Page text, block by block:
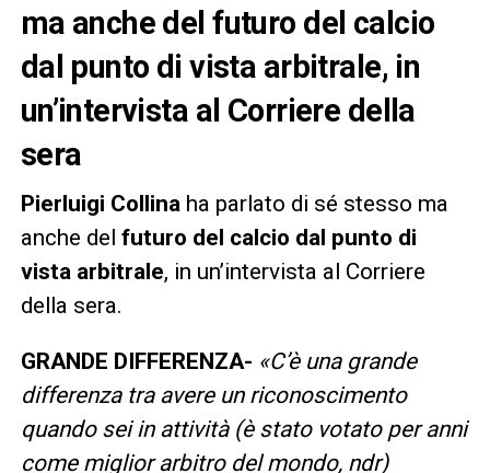
ma anche del futuro del calcio
dal punto di vista arbitrale, in
un’intervista al Corriere della
sera
Pierluigi Collinaha parlato di sé stesso ma
anche del futuro del calcio dal punto di
vista arbitrale, in un’intervista al Corriere
della sera.
GRANDE DIFFERENZA- «C’è una grande
differenza tra avere un riconoscimento
quando sei in attività (è stato votato per anni
come miglior arbitro del mondo, ndr)